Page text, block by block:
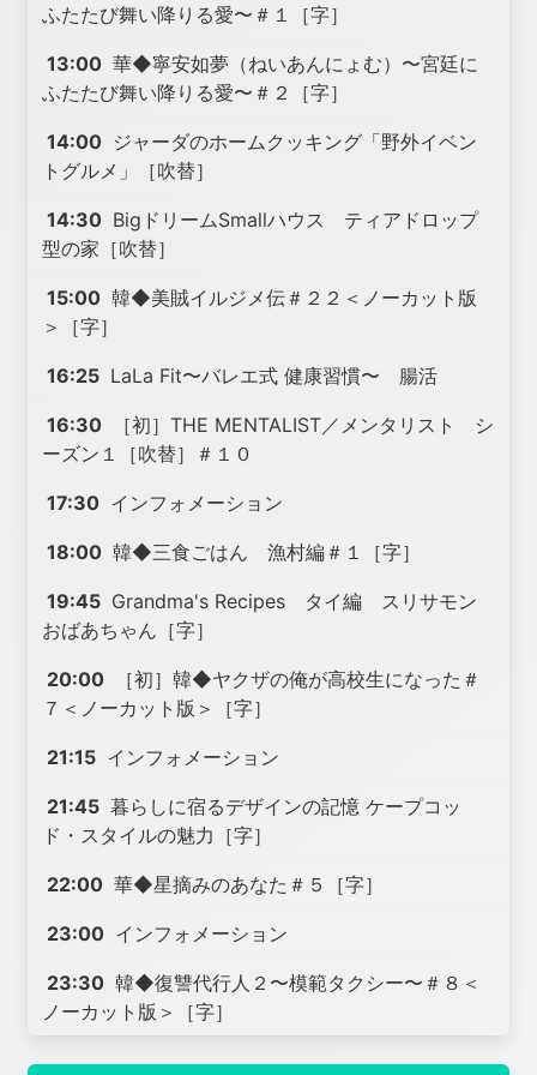
ふたたび舞い降りる愛〜＃１［字］
13:00 華◆寧安如夢（ねいあんにょむ）〜宮廷に
ふたたび舞い降りる愛〜＃２［字］
14:00 ジャーダのホームクッキング「野外イベン
トグルメ」［吹替］
14:30 BigドリームSmallハウス ティアドロップ
型の家［吹替］
15:00 韓◆美賊イルジメ伝＃２２＜ノーカット版
＞［字］
16:25 LaLa Fit〜バレエ式 健康習慣〜 腸活
16:30
［初］THE MENTALIST／メンタリスト シ
ーズン１［吹替］＃１０
17:30 インフォメーション
18:00 韓◆三食ごはん 漁村編＃１［字］
19:45 Grandma's Recipes タイ編 スリサモン
おばあちゃん［字］
20:00
［初］韓◆ヤクザの俺が高校生になった＃
７＜ノーカット版＞［字］
21:15 インフォメーション
21:45 暮らしに宿るデザインの記憶 ケープコッ
ド・スタイルの魅力［字］
22:00 華◆星摘みのあなた＃５［字］
23:00 インフォメーション
23:30 韓◆復讐代行人２〜模範タクシー〜＃８＜
ノーカット版＞［字］